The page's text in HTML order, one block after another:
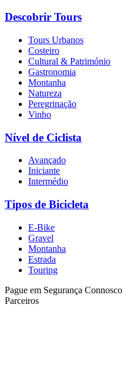
Descobrir Tours
Tours Urbanos
Costeiro
Cultural & Património
Gastronomia
Montanha
Natureza
Peregrinação
Vinho
Nível de Ciclista
Avançado
Iniciante
Intermédio
Tipos de Bicicleta
E-Bike
Gravel
Montanha
Estrada
Touring
Pague em Segurança Connosco
Parceiros